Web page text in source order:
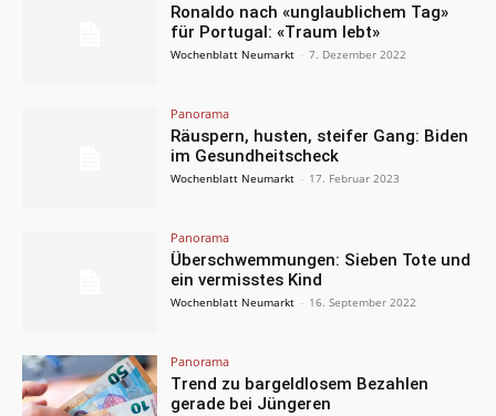
Ronaldo nach «unglaublichem Tag»
für Portugal: «Traum lebt»
Wochenblatt Neumarkt - 7. Dezember 2022
Panorama
Räuspern, husten, steifer Gang: Biden
im Gesundheitscheck
Wochenblatt Neumarkt - 17. Februar 2023
Panorama
Überschwemmungen: Sieben Tote und
ein vermisstes Kind
Wochenblatt Neumarkt - 16. September 2022
Panorama
Trend zu bargeldlosem Bezahlen
gerade bei Jüngeren